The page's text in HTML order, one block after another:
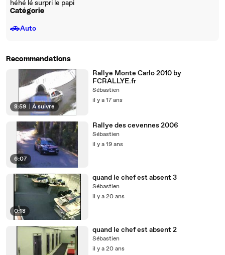
héhé lé surpri le papi
Catégorie
🚗Auto
Recommandations
8:59 À suivre
Rallye Monte Carlo 2010 by
FCRALLYE.fr
Sébastien
il y a 17 ans
6:07
Rallye des cevennes 2006
Sébastien
il y a 19 ans
0:18
quand le chef est absent 3
Sébastien
il y a 20 ans
quand le chef est absent 2
Sébastien
il y a 20 ans